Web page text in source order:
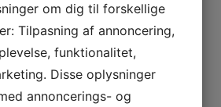
for mulighederne
om dig til forskellige
Tilpasning af annoncering,
funktionalitet,
Disse oplysninger
annoncerings- og